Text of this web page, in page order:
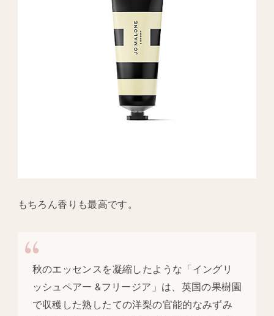
もちろん香りも最高です。
秋のエッセンスを凝縮したような「イングリ
ッシュペアー &フリージア」は、英国の果樹園
で収穫した熟したての洋梨の官能的なみずみ